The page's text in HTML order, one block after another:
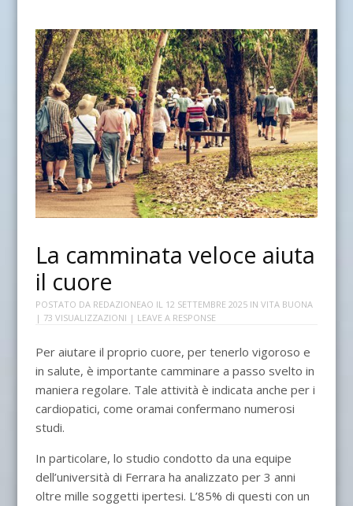
La camminata veloce aiuta
il cuore
POSTATO DA REDAZIONEAO IL 12 SETTEMBRE 2025IN VITA BUONA
| 73 VISUALIZZAZIONI | LEAVE A RESPONSE
Per aiutare il proprio cuore, per tenerlo vigoroso e
in salute, è importante camminare a passo svelto in
maniera regolare. Tale attività è indicata anche per i
cardiopatici, come oramai confermano numerosi
studi.
In particolare, lo studio condotto da una equipe
dell’università di Ferrara ha analizzato per 3 anni
oltre mille soggetti ipertesi. L’85% di questi con un